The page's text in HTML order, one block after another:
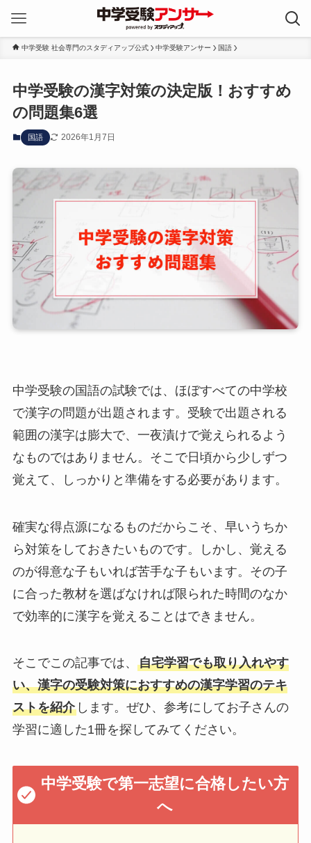
中学受験 社会専門のスタディアップ公式 中学受験アンサー 国語
中学受験の漢字対策の決定版！おすすめ
の問題集6選
国語 2026年1月7日
中学受験の国語の試験では、ほぼすべての中学校
で漢字の問題が出題されます。受験で出題される
範囲の漢字は膨大で、一夜漬けで覚えられるよう
なものではありません。そこで日頃から少しずつ
覚えて、しっかりと準備をする必要があります。
確実な得点源になるものだからこそ、早いうちか
ら対策をしておきたいものです。しかし、覚える
のが得意な子もいれば苦手な子もいます。その子
に合った教材を選ばなければ限られた時間のなか
で効率的に漢字を覚えることはできません。
そこでこの記事では、 自宅学習でも取り入れやす
い、漢字の受験対策におすすめの漢字学習のテキ
ストを紹介します。ぜひ、参考にしてお子さんの
学習に適した1冊を探してみてください。
中学受験で第一志望に合格したい方
へ